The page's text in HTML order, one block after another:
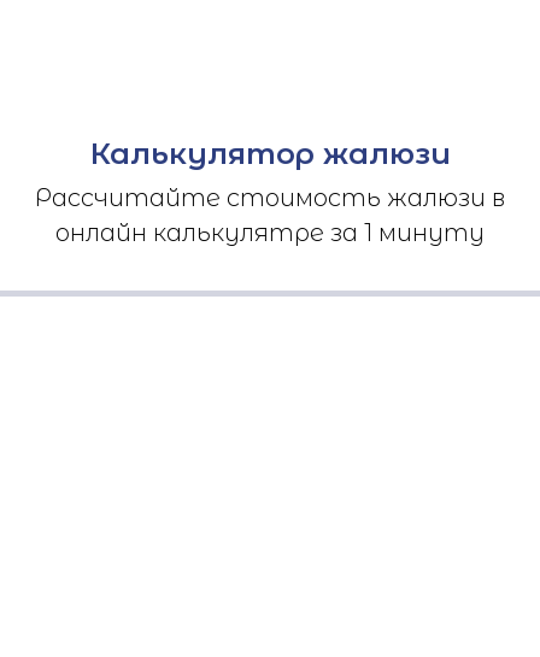
Калькулятор жалюзи
Рассчитайте стоимость жалюзи в
онлайн калькулятре за 1 минуту